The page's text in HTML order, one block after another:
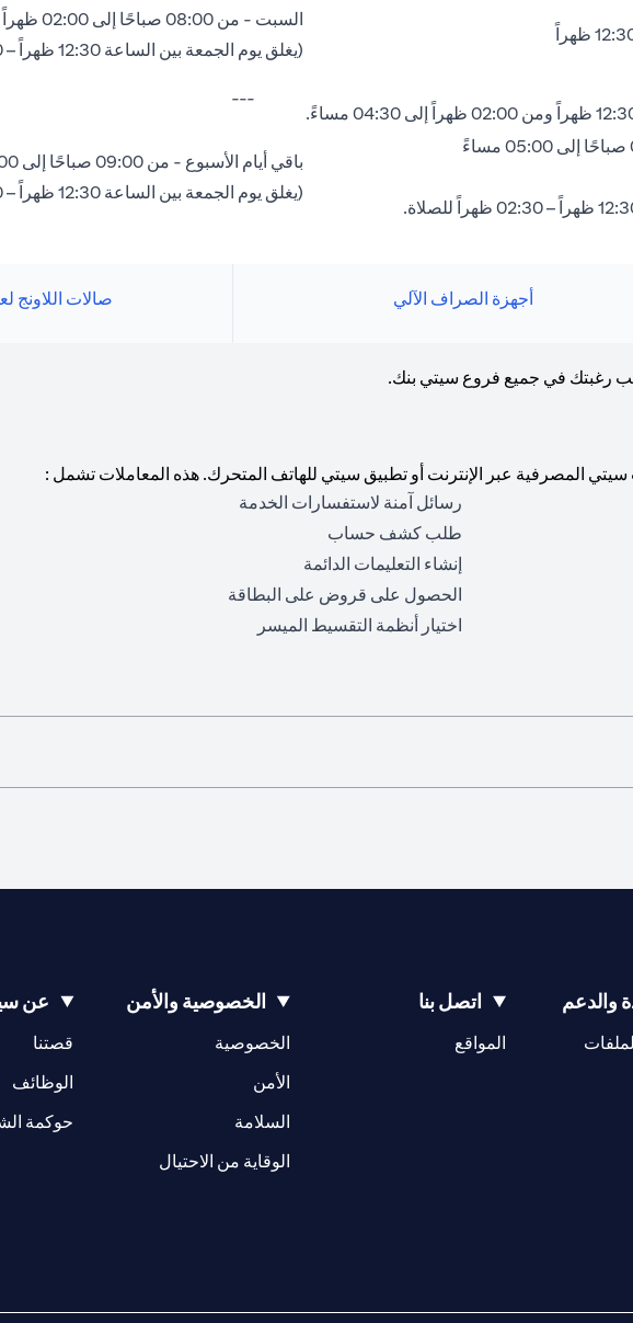
السبت - من 08:00 صباحًا إلى 02:00 ظهراً
(يغلق يوم الجمعة بين الساعة 12:30 ظهراً – 02:30 ظهراً للصلاة)
---
باقي أيام الأسبوع - من 09:00 صباحًا إلى 05:00 مساءً
(يغلق يوم الجمعة بين الساعة 12:30 ظهراً – 02:30 ظهراً للصلاة)
أجهزة الصراف الآلي صالات اللاونج
رغبتك في جميع فروع سيتي بنك.
المصرفية عبر الإنترنت أو تطبيق سيتي للهاتف المتحرك. هذه المعاملات تشمل :
رسائل آمنة لاستفسارات الخدمة
طلب كشف حساب
إنشاء التعليمات الدائمة
الحصول على قروض على البطاقة
اختيار أنظمة التقسيط الميسر
والدعم اتصل بنا
المواقع
(opens in a new tab)
الخصوصية والأمن
الخصوصية
الأمن
السلامة
الوقاية من الاحتيال
عن
قصتنا
(opens in a new tab)
الوظائف
(opens in a new tab)
حوكمة